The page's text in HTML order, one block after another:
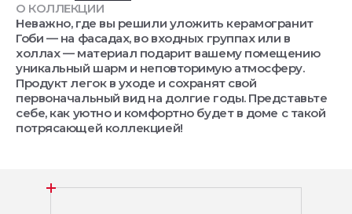
О КОЛЛЕКЦИИ
Неважно, где вы решили уложить керамогранит
Гоби — на фасадах, во входных группах или в
холлах — материал подарит вашему помещению
уникальный шарм и неповторимую атмосферу.
Продукт легок в уходе и сохранят свой
первоначальный вид на долгие годы. Представьте
себе, как уютно и комфортно будет в доме с такой
потрясающей коллекцией!